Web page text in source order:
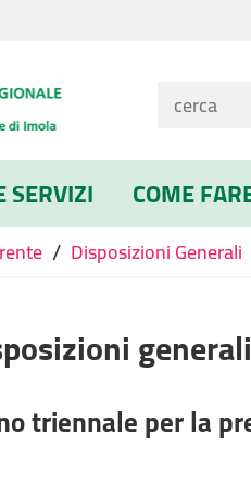
SERVIZI COME
/ Disposizioni Generali
generali
triennale per la